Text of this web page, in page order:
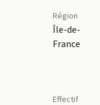
Région
Île-de-
France
Effectif